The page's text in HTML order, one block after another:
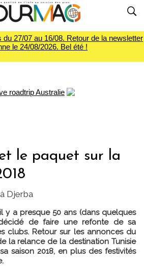
27/07 au 16/08. Retour de la newsletter
le 24/08/2026. Bel été !
le paquet sur la
Djerba
y a presque 50 ans (dans quelques
de faire une refonte de sa
clubs. Retour sur les annonces du
la relance de la destination Tunisie
saison 2018, en plus des festivités